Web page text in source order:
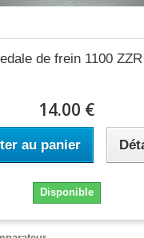
de frein 1100 ZZR
14.00 €
au panier
Disponible